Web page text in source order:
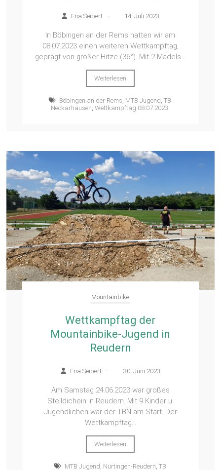
Ena Seibert – 14. Juli 2023
In Böbingen an der Rems hatten wir am
08.07.2023 einen weiteren Wettkampftag,
geprägt von großer Hitze (36°). Mit 2 Mädels...
Weiterlesen
Böbingen an der Rems, MTB Jugend ,TB
Neckarhausen,Wettkampftag 08.07.2023
Mountainbike
Wettkampftag der
Mountainbike-Jugend in
Reudern
Ena Seibert – 30. Juni 2023
Am Samstag 24.06.2023 war großes
Stelldichein in Reudern. Mit 9 Kinder u.
Jugendlichen war der TBN am Start. Der
Wettkampftag...
Weiterlesen
MTB Jugend , Nürtingen-Reudern, TB